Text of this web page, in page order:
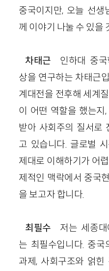
중국이지만, 오늘 선
께 이야기 나눌 수 있을
차태근 인하대 중국
상을 연구하는 차태근
계대전을 전후해 세계
이 어떤 역할을 했는지
받아 사회주의 질서로
고 있습니다. 글로벌
제대로 이해하기가 어
제적인 맥락에서 중국
을 보고자 합니다.
최필수 저는 세종대
는 최필수입니다. 중
과제, 사회구조와 얽